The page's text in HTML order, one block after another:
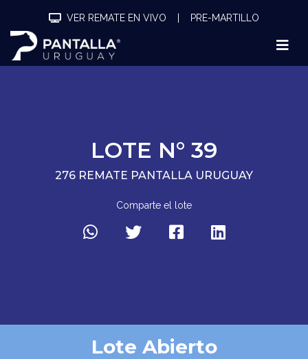
VER REMATE EN VIVO PRE-MARTILLO
LOTE N° 39
276 REMATE PANTALLA URUGUAY
Comparte el lote
Lote Abierto